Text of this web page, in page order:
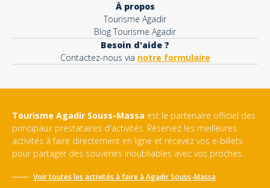
À propos
Tourisme Agadir
Blog Tourisme Agadir
Besoin d'aide ?
Contactez-nous via notre formulaire
Tourisme Agadir Souss-Massa est le partenaire officiel des
principaux prestataires d'activités. Réservez les meilleures
activités à faire directement en ligne et recevez vos e-billets
pour partager des souvenirs inoubliables avec vos proches.
Voir toutes les activités à faire àAgadir Souss-Massa